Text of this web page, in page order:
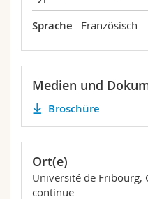
Sprache Französisch
Medien und
Broschüre
Ort(e)
Université de Fribourg,
continue